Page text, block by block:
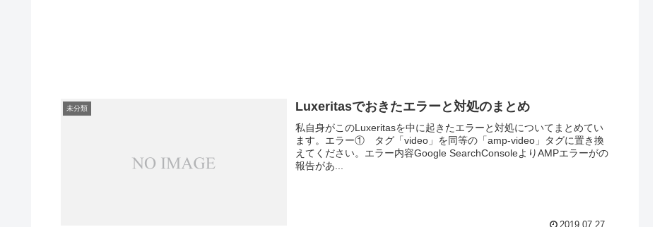
未分類 Luxeritasでおきたエラーと対処のまとめ
私自身がこのLuxeritasを中に起きたエラーと対処についてまとめてい
ます。エラー① タグ「video」を同等の「amp-video」タグに置き換
えてください。エラー内容Google SearchConsoleよりAMPエラーがの
報告があ...